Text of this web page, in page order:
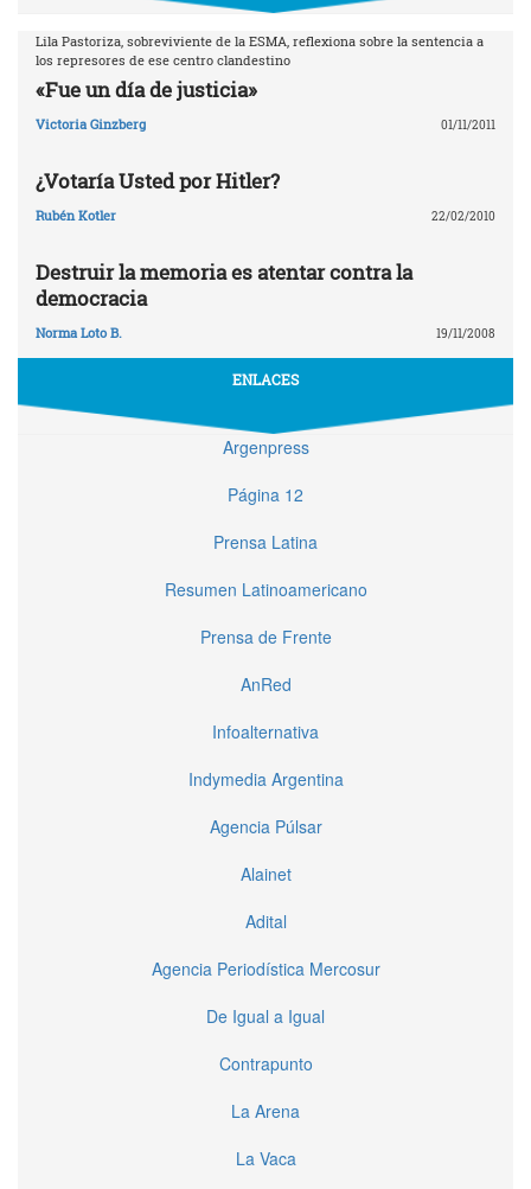
Lila Pastoriza, sobreviviente de la ESMA, reflexiona sobre la sentencia a
los represores de ese centro clandestino
«Fue un día de justicia»
Victoria Ginzberg 01/11/2011
¿Votaría Usted por Hitler?
Rubén Kotler 22/02/2010
Destruir la memoria es atentar contra la
democracia
Norma Loto B. 19/11/2008
ENLACES
Argenpress
Página 12
Prensa Latina
Resumen Latinoamericano
Prensa de Frente
AnRed
Infoalternativa
Indymedia Argentina
Agencia Púlsar
Alainet
Adital
Agencia Periodística Mercosur
De Igual a Igual
Contrapunto
La Arena
La Vaca